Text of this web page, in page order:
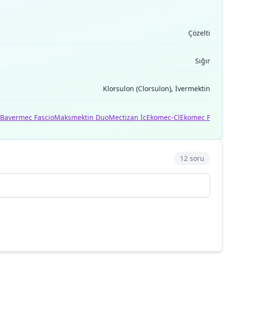
Çözelti
Sığır
Klorsulon (Clorsulon), İvermektin
Bavermec FascioMaksmektin DuoMectizan İcEkomec-ClEkomec F
12 soru